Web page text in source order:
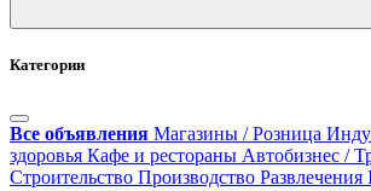
Категории
Все объявления Магазины / Розница
здоровья Кафе и рестораны Автобизнес /
Строительство Производство Развлечения